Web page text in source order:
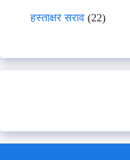
हस्ताक्षर सराव (22)